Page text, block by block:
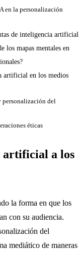
en la personalización
de inteligencia artificial
los mapas mentales en
artificial en los medios
del
éticas
artificial a los
con su audiencia.
del
mediático de maneras